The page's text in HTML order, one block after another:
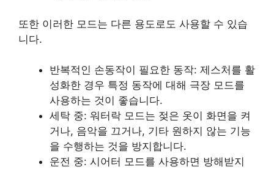
또한 이러한 모드는 다른 용도로도 사용할 수 있습
니다.
반복적인 손동작이 필요한 동작: 제스처를 활
성화한 경우 특정 동작에 대해 극장 모드를
사용하는 것이 좋습니다.
세탁 중: 워터락 모드는 젖은 옷이 화면을 켜
거나, 음악을 끄거나, 기타 원하지 않는 기능
을 수행하는 것을 방지합니다.
운전 중: 시어터 모드를 사용하면 방해받지